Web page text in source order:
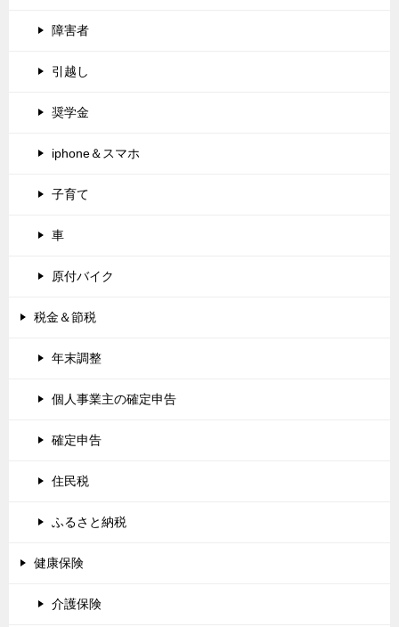
障害者
引越し
奨学金
iphone＆スマホ
子育て
車
原付バイク
税金＆節税
年末調整
個人事業主の確定申告
確定申告
住民税
ふるさと納税
健康保険
介護保険